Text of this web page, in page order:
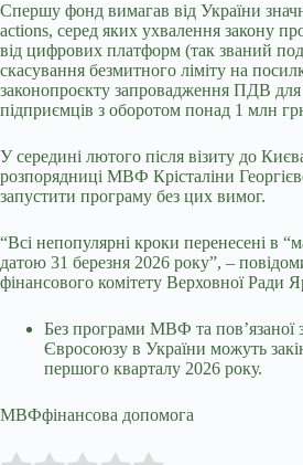
Спершу фонд вимагав від України
actions, серед яких ухвалення закону
від цифрових платформ (так званий
скасування безмитного ліміту на
законопроєкту запровадження ПДВ для
підприємців з оборотом понад 1 млн
У середині лютого після візиту до
розпорядниці МВФ Крісталіни
запустити програму без цих вимог.
“Всі непопулярні кроки перенесені в
датою 31 березня 2026 року”, –
фінансового комітету Верховної Ради
Без програми МВФ та пов’язаної
Євросоюзу в України можуть
першого кварталу 2026 року.
МВФфінансова допомога